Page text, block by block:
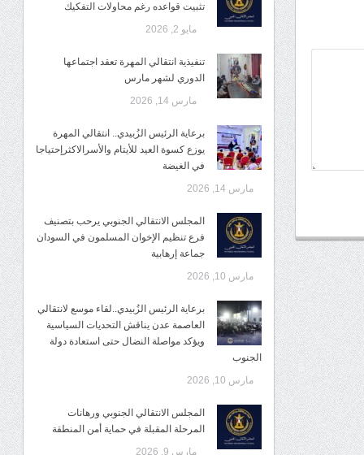
تثبيت قواعده رغم محاولات التفكيك
مايو 2, 2026
تنفيذية انتقالي المهرة تعقد اجتماعها
الدوري لشهر مارس
مارس 14, 2026
برعاية الرئيس الزُبيدي.. انتقالي المهرة
يوزع كسوة العيد للأيتام والأسرالاكثرإحتياجا
في الغيضة
مارس 14, 2026
المجلس الانتقالي الجنوبي يرحب بتصنيف
فرع تنظيم الإخوان المسلمون في السودان
جماعة إرهابية
مارس 10, 2026
برعاية الرئيس الزُبيدي..لقاء موسع لانتقالي
العاصمة عدن يناقش التحديات السياسية
ويؤكد مواصلة النضال حتى استعادة دولة
الجنوب
مارس 10, 2026
المجلس الانتقالي الجنوبي ورهانات
المرحلة المقبلة في حماية أمن المنطقة
مارس 9, 2026